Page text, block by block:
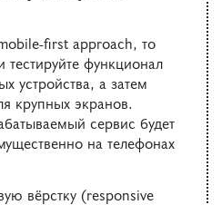
first approach, то
тестируйте функционал
устройства, а затем
крупных экранов.
сервис будет
на телефонах
вёрстку (responsive